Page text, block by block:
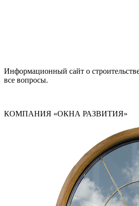
Информационный сайт о
все вопросы.
КОМПАНИЯ «ОКНА РАЗВИТИЯ»